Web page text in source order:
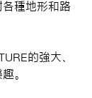
種地形和路
的強大、
。